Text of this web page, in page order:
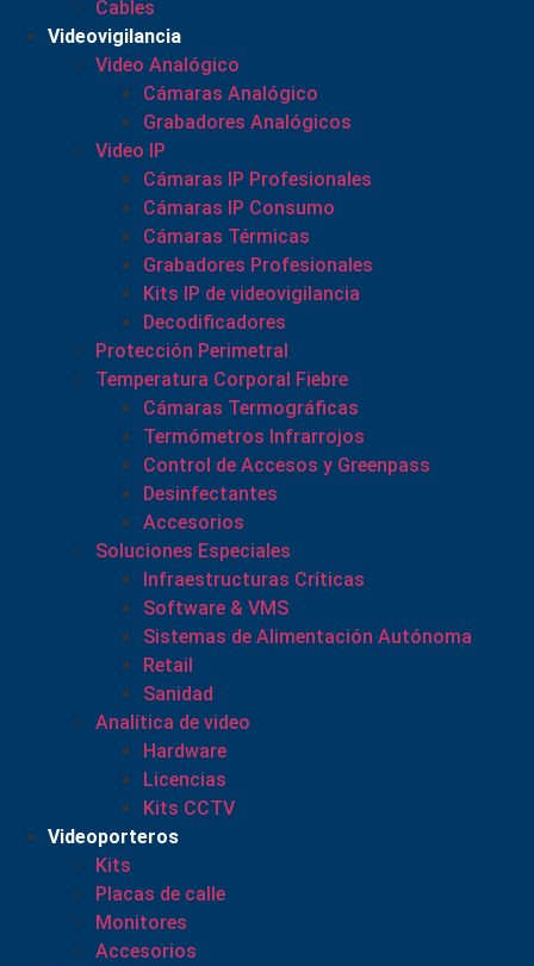
Cables
Videovigilancia
Video Analógico
Cámaras Analógico
Grabadores Analógicos
Video IP
Cámaras IP Profesionales
Cámaras IP Consumo
Cámaras Térmicas
Grabadores Profesionales
Kits IP de videovigilancia
Decodificadores
Protección Perimetral
Temperatura Corporal Fiebre
Cámaras Termográficas
Termómetros Infrarrojos
Control de Accesos y Greenpass
Desinfectantes
Accesorios
Soluciones Especiales
Infraestructuras Críticas
Software & VMS
Sistemas de Alimentación Autónoma
Retail
Sanidad
Analítica de video
Hardware
Licencias
Kits CCTV
Videoporteros
Kits
Placas de calle
Monitores
Accesorios